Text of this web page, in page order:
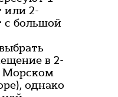
или 2-
с большой
в 2-
Морском
однако